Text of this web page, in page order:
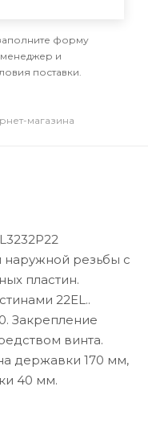
форму
и
поставки.
магазина
наружной резьбы с
пластин.
22EL..
Закрепление
винта.
державки 170 мм,
40 мм.